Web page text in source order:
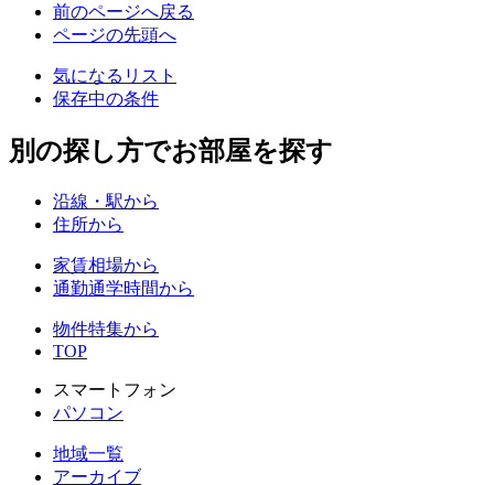
前のページへ戻る
ページの先頭へ
気になるリスト
保存中の条件
別の探し方でお部屋を探す
沿線・駅から
住所から
家賃相場から
通勤通学時間から
物件特集から
TOP
スマートフォン
パソコン
地域一覧
アーカイブ